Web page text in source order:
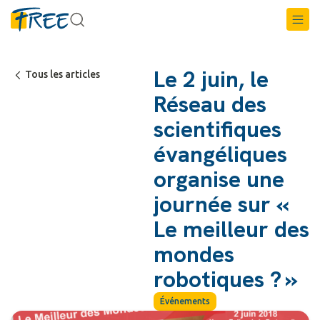
Tous les articles
Le 2 juin, le
Réseau des
scientifiques
évangéliques
organise une
journée sur «
Le meilleur des
mondes
robotiques ? »
Événements